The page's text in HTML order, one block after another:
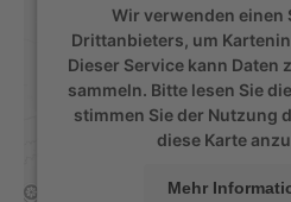
Wir verwenden einen
Drittanbieters, um
Dieser Service kann Daten
sammeln. Bitte lesen Sie
stimmen Sie der Nutzung
diese Karte
Mehr